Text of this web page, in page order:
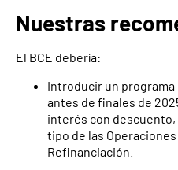
Nuestras
El BCE debería:
Introducir un programa
antes de finales de
interés con
tipo de las
Refinanciación.